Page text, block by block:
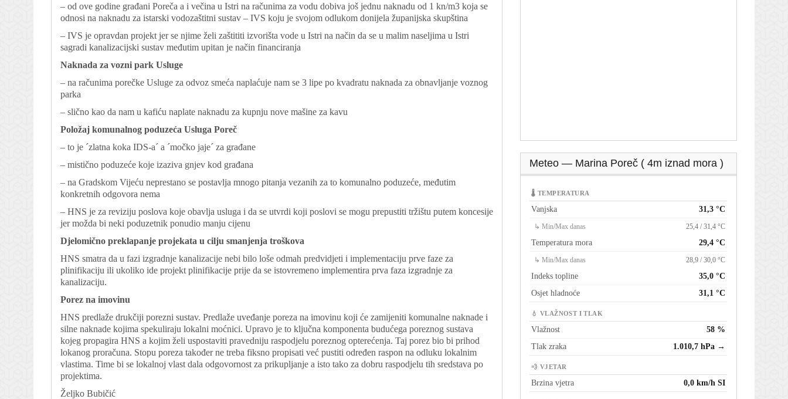
– od ove godine građani Poreča a i večina u Istri na računima za vodu dobiva još jednu naknadu od 1 kn/m3 koja se
odnosi na naknadu za istarski vodozaštitni sustav – IVS koju je svojom odlukom donijela županijska skupština
– IVS je opravdan projekt jer se njime želi zaštititi izvorišta vode u Istri na način da se u malim naseljima u Istri
sagradi kanalizacijski sustav međutim upitan je način financiranja
Naknada za vozni park Usluge
– na računima porečke Usluge za odvoz smeća naplaćuje nam se 3 lipe po kvadratu naknada za obnavljanje voznog
parka
– slično kao da nam u kafiću naplate naknadu za kupnju nove mašine za kavu
Položaj komunalnog poduzeća Usluga Poreč
– to je ´zlatna koka IDS-a´ a ´močko jaje´ za građane
– mistično poduzeće koje izaziva gnjev kod građana
– na Gradskom Vijeću neprestano se postavlja mnogo pitanja vezanih za to komunalno poduzeće, međutim
konkretnih odgovora nema
– HNS je za reviziju poslova koje obavlja usluga i da se utvrdi koji poslovi se mogu prepustiti tržištu putem koncesije
jer možda bi neki poduzetnik ponudio manju cijenu
Djelomično preklapanje projekata u cilju smanjenja troškova
HNS smatra da u fazi izgradnje kanalizacije nebi bilo loše odmah predvidjeti i implementaciju prve faze za
plinifikaciju ili ukoliko ide projekt plinifikacije prije da se istovremeno implementira prva faza izgradnje za
kanalizaciju.
Porez na imovinu
HNS predlaže drukčiji porezni sustav. Predlaže uveđanje poreza na imovinu koji će zamijeniti komunalne naknade i
silne naknade kojima spekuliraju lokalni moćnici. Upravo je to ključna komponenta budućega poreznog sustava
kojeg propagira HNS a kojim želi uspostaviti pravedniju raspodjelu poreznog opterećenja. Taj porez bio bi prihod
lokanog proračuna. Stopu poreza također ne treba fiksno propisati već pustiti određen raspon na odluku lokalnim
vlastima. Time bi se lokalnoj vlast dala odgovornost za prikupljanje a isto tako za dobru raspodjelu tih sredstava po
projektima.
Željko Bubičić
Meteo — Marina Poreč ( 4m iznad mora )
🌡 TEMPERATURA
Vanjska 31,3 °C
↳ Min/Max danas 25,4 / 31,4 °C
Temperatura mora 29,4 °C
↳ Min/Max danas 28,9 / 30,0 °C
Indeks topline
35,0 °C
Osjet hladnoće
31,1 °C
💧 VLAŽNOST I TLAK
Vlažnost
58 %
Tlak zraka
1.010,7 hPa →
💨 VJETAR
Brzina vjetra 0,0 km/h SI